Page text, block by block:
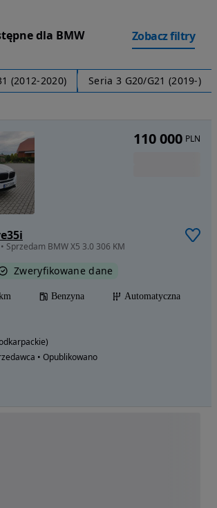
dla BMW Zobacz filtry
(2012-2020) Seria 3 G20/G21 (2019-)
Sprzedam BMW X5 3.0 306 KM
Zweryfikowane dane
Benzyna
Automatyczna
• Opublikowano
110 000 PLN